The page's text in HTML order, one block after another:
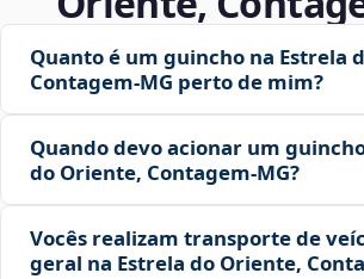
Quanto é um guincho na Estrela
Contagem‑MG perto de mim?
Quando devo acionar um
do Oriente, Contagem‑MG?
Vocês realizam transporte de
geral na Estrela do Oriente,